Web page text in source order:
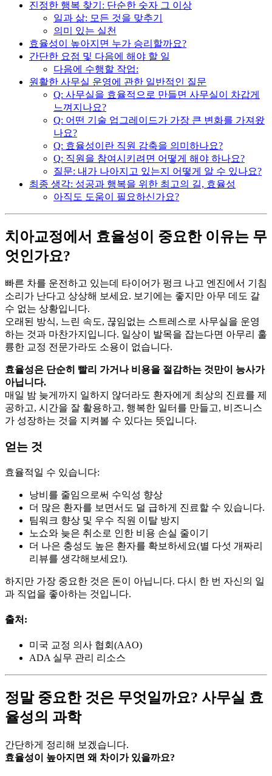
진정한 행복 찾기: 단순한 숫자 그 이상
일과 삶: 모든 것을 맞추기
의미 있는 실천
효율성이 높아지면 누가 승리할까요?
간단한 요점 및 다음에 해야 할 일
다음에 수행할 작업:
원활한 사무실 운영에 관한 일반적인 질문
Q: 사무실을 효율적으로 만들면 사무실이 차갑게
느껴지나요?
Q: 어떤 기술 업그레이드가 가장 큰 변화를 가져왔
나요?
Q: 효율성이란 직원 감축을 의미하나요?
Q: 직원을 참여시키려면 어떻게 해야 하나요?
질문: 내가 나아지고 있는지 어떻게 알 수 있나요?
최종 생각: 성공과 행복을 위한 최고의 길, 효율성
아직도 도움이 필요하신가요?
치아교정에서 효율성이 중요한 이유는 무
엇인가요?
빠른 차를 운전하고 있는데 타이어가 펑크 나고 엔진에서 기침
소리가 난다고 상상해 보세요. 보기에는 좋지만 아무 데도 갈
수 없는 상황입니다.
오래된 방식, 느린 속도, 끊임없는 스트레스로 사무실을 운영
하는 것과 마찬가지입니다. 일상이 발목을 잡는다면 아무리 훌
륭한 교정 전문가라도 소용이 없습니다.
효율성은 단순히 빨리 가거나 비용을 절감하는 것만이 능사가
아닙니다.
매일 밤 늦게까지 일하지 않더라도 환자에게 최상의 진료를 제
공하고, 시간을 잘 활용하고, 행복한 일터를 만들고, 비즈니스
가 성장하는 것을 지켜볼 수 있다는 뜻입니다.
얻는 것
효율적일 수 있습니다:
낭비를 줄임으로써 수익성 향상
더 많은 환자를 보면서도 덜 급하게 진료할 수 있습니다.
팀워크 향상 및 우수 직원 이탈 방지
노쇼와 늦은 취소로 인한 비용 손실 줄이기
더 나은 충성도 높은 환자를 확보하세요(별 다섯 개짜리
리뷰를 생각해보세요!).
하지만 가장 중요한 것은 돈이 아닙니다. 다시 한 번 자신의 일
과 직업을 좋아하는 것입니다.
출처:
미국 교정 의사 협회(AAO)
ADA 실무 관리 리소스
정말 중요한 것은 무엇일까요? 사무실 효
율성의 과학
간단하게 정리해 보겠습니다.
효율성이 높아지면 왜 차이가 있을까요?